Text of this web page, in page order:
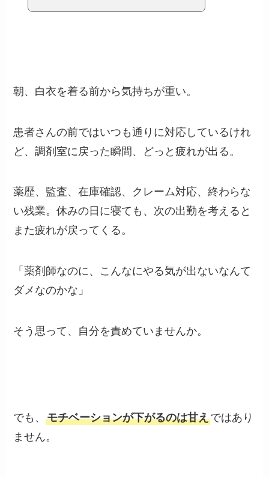
朝、白衣を着る前から気持ちが重い。
患者さんの前ではいつも通りに対応しているけれ
ど、調剤室に戻った瞬間、どっと疲れが出る。
薬歴、監査、在庫確認、クレーム対応、終わらな
い残業。休みの日に寝ても、次の出勤を考えると
また疲れが戻ってくる。
「薬剤師なのに、こんなにやる気が出ないなんて
ダメなのかな」
そう思って、自分を責めていませんか。
でも、モチベーションが下がるのは甘えではあり
ません。